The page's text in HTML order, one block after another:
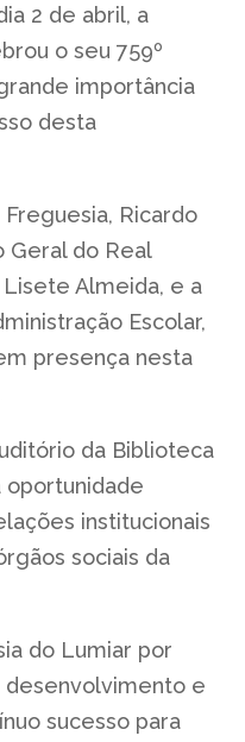
2 de abril, a
o seu 759º
importância
desta
Ricardo
Geral do Real
Almeida, e a
Escolar,
presença nesta
da Biblioteca
oportunidade
institucionais
sociais da
do Lumiar por
desenvolvimento e
sucesso para